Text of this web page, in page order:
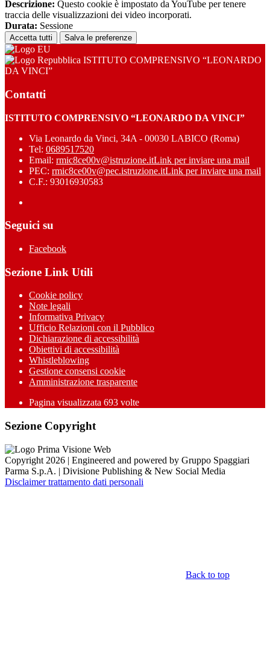
Descrizione: Questo cookie è impostato da YouTube per tenere
traccia delle visualizzazioni dei video incorporati.
Durata: Sessione
Accetta tutti Salva le preferenze
ISTITUTO COMPRENSIVO “LEONARDO
DA VINCI”
Contatti
ISTITUTO COMPRENSIVO “LEONARDO DA VINCI”
Via Leonardo da Vinci, 34A - 00030 LABICO (Roma)
Tel: 0689517520
Email: rmic8ce00v@istruzione.itLink per inviare una mail
PEC: rmic8ce00v@pec.istruzione.itLink per inviare una mail
C.F.: 93016930583
Seguici su
Facebook
Sezione Link Utili
Cookie policy
Note legali
Informativa Privacy
Ufficio Relazioni con il Pubblico
Dichiarazione di accessibilità
Obiettivi di accessibilità
Whistleblowing
Gestione consensi cookie
Amministrazione trasparente
Pagina visualizzata 693 volte
Sezione Copyright
Copyright 2026 | Engineered and powered by Gruppo Spaggiari
Parma S.p.A. | Divisione Publishing & New Social Media
Disclaimer trattamento dati personali
Back to top